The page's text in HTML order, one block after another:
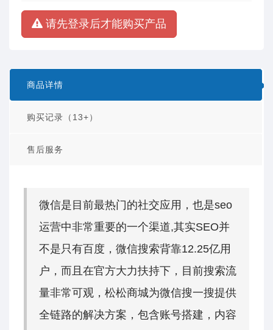
请先登录后才能购买产品
商品详情
购买记录（13+）
售后服务
微信是目前最热门的社交应用，也是seo
运营中非常重要的一个渠道,其实SEO并
不是只有百度，微信搜索背靠12.25亿用
户，而且在官方大力扶持下，目前搜索流
量非常可观，松松商城为微信搜一搜提供
全链路的解决方案，包含账号搭建，内容